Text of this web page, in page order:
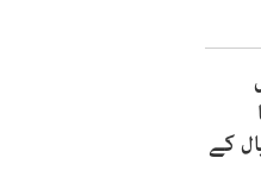
ریال کے